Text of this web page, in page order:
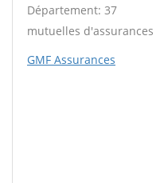
Département: 37
mutuelles d'assurances
GMF Assurances